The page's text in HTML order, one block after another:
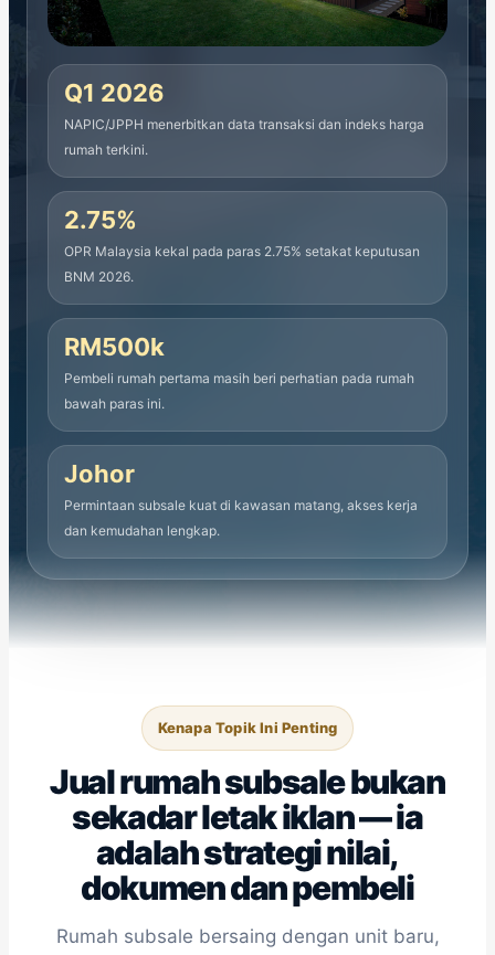
Q1 2026
NAPIC/JPPH menerbitkan data transaksi dan indeks harga
rumah terkini.
2.75%
OPR Malaysia kekal pada paras 2.75% setakat keputusan
BNM 2026.
RM500k
Pembeli rumah pertama masih beri perhatian pada rumah
bawah paras ini.
Johor
Permintaan subsale kuat di kawasan matang, akses kerja
dan kemudahan lengkap.
Kenapa Topik Ini Penting
Jual rumah subsale bukan
sekadar letak iklan — ia
adalah strategi nilai,
dokumen dan pembeli
Rumah subsale bersaing dengan unit baru,